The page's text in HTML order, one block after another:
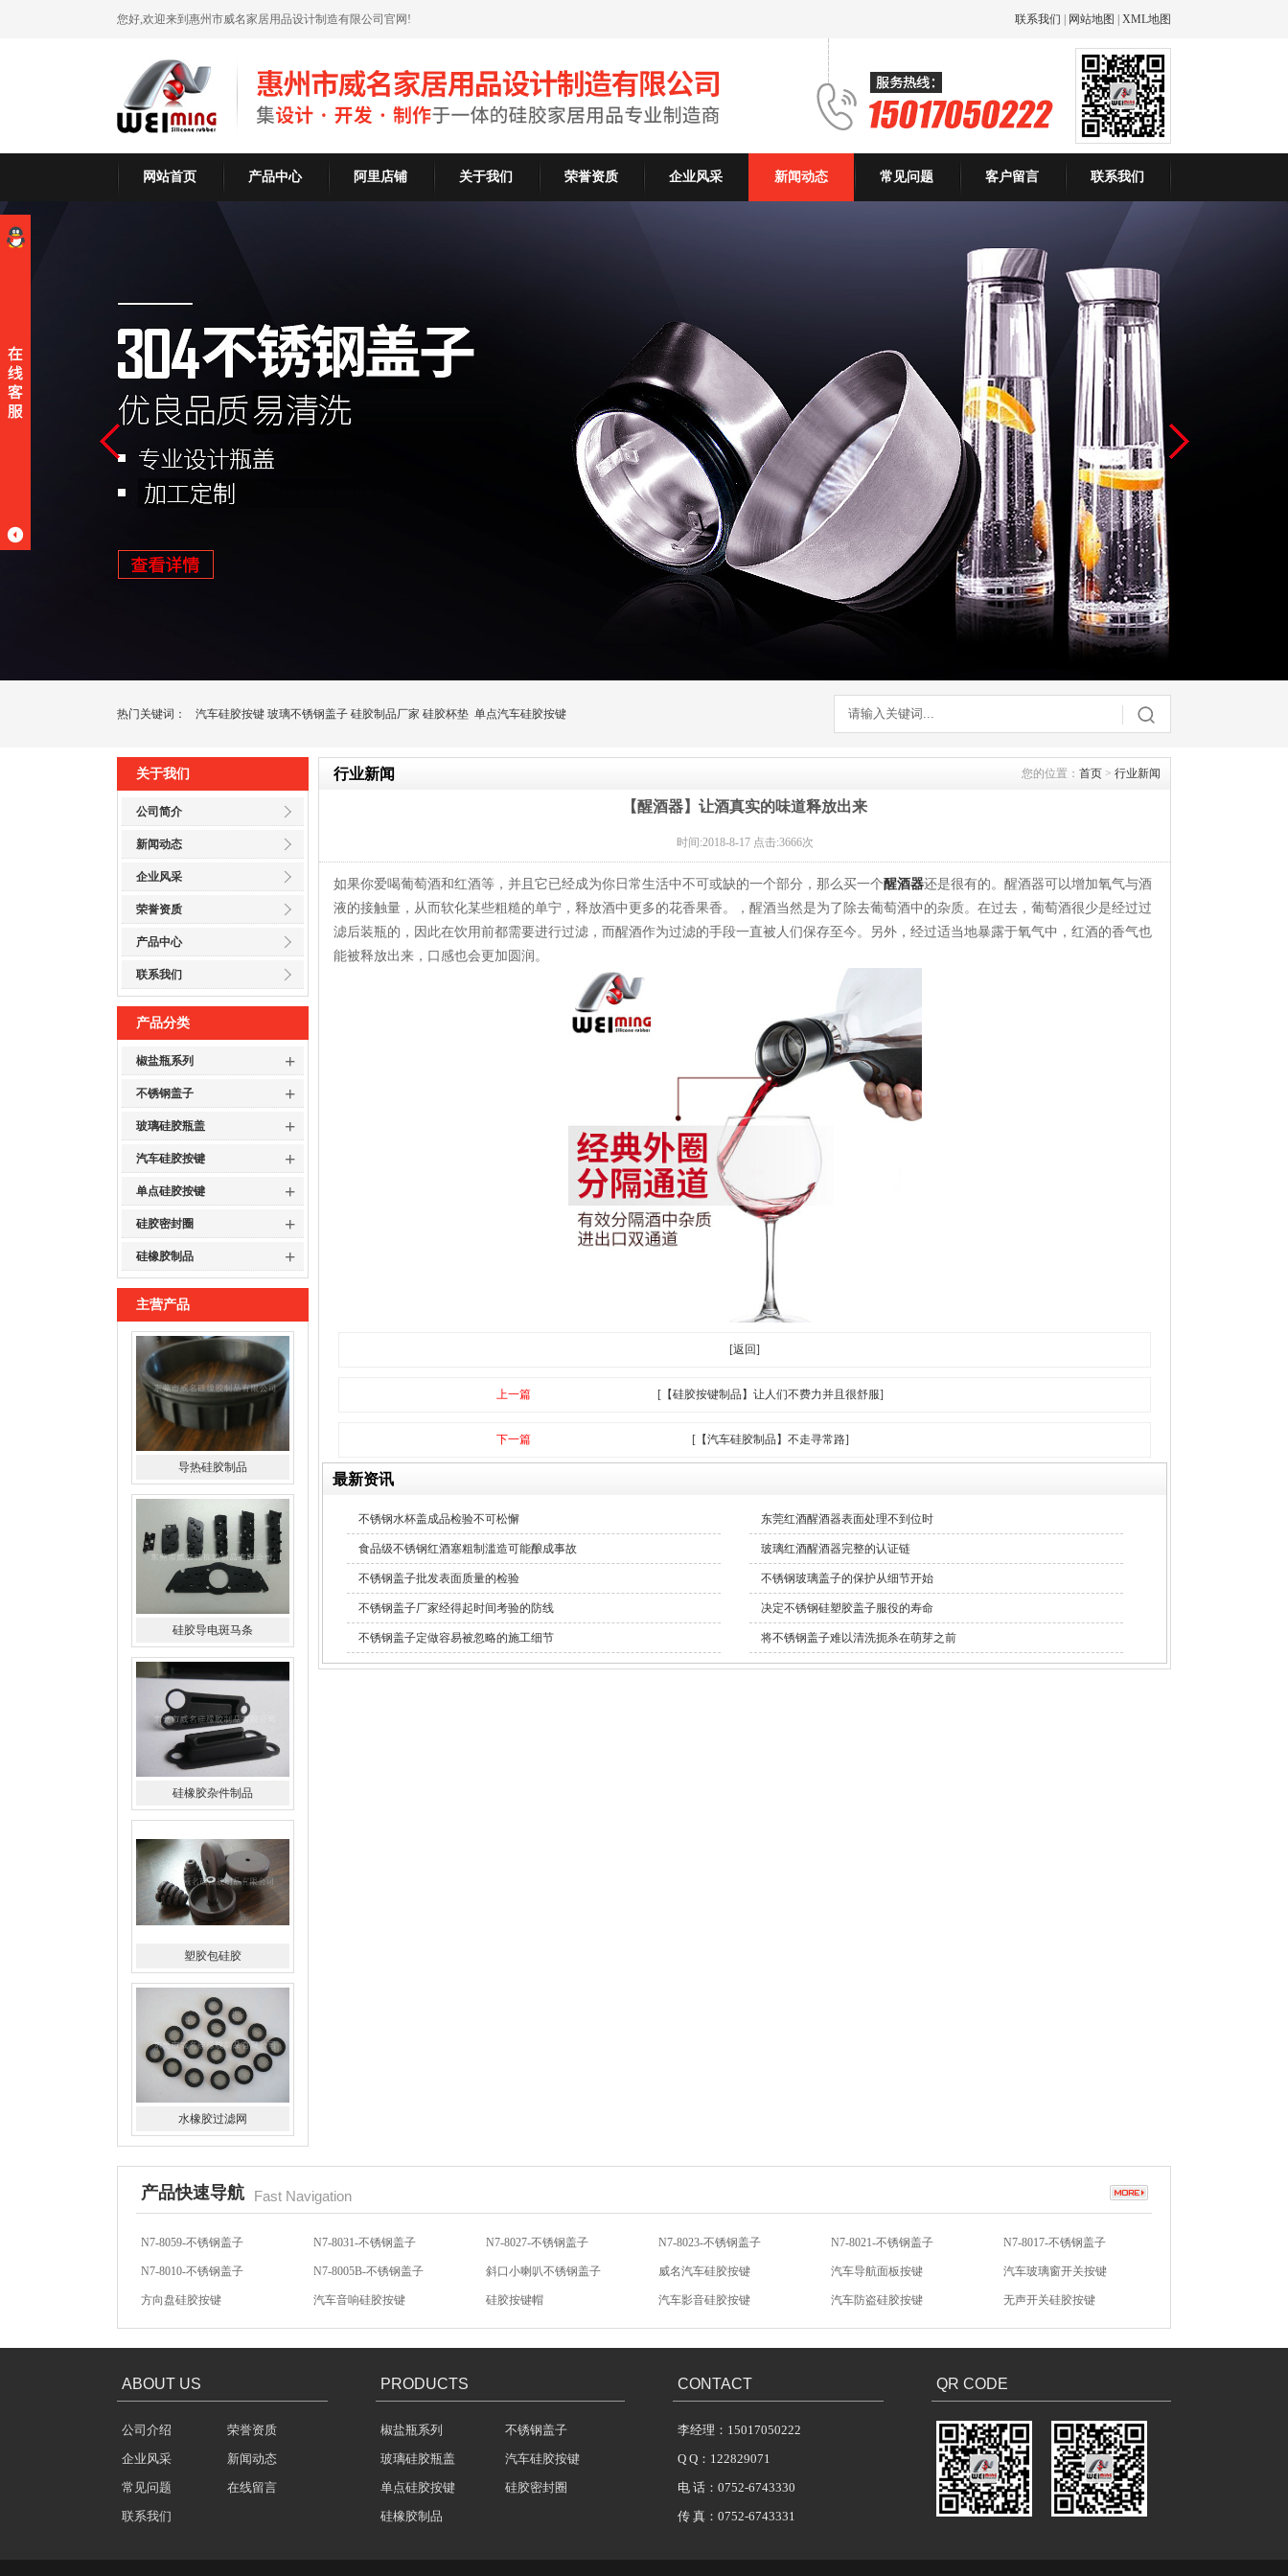
您好,欢迎来到惠州市威名家居用品设计制造有限公司官网! 联系我们 网站地图 XML地图
网站首页 产品中心 阿里店铺 关于我们 荣誉资质 企业风采 新闻动态 常见问题 客户留言 联系我们
热门关键词： 汽车硅胶按键 玻璃不锈钢盖子 硅胶制品厂家 硅胶杯垫 单点汽车硅胶按键
关于我们
公司简介
新闻动态
企业风采
荣誉资质
产品中心
联系我们
产品分类
椒盐瓶系列 +
不锈钢盖子 +
玻璃硅胶瓶盖 +
汽车硅胶按键 +
单点硅胶按键 +
硅胶密封圈 +
硅橡胶制品 +
主营产品
导热硅胶制品
硅胶导电斑马条
硅橡胶杂件制品
塑胶包硅胶
水橡胶过滤网
酒罐密封圈
玻璃瓶盖密封圈
304不锈钢冷水壶盖
行业新闻 您的位置： 首页 > 行业新闻
【醒酒器】让酒真实的味道释放出来
时间:2018-8-17 点击:3666次
如果你爱喝葡萄酒和红酒等，并且它已经成为你日常生活中不可或缺的一个部分，那么买一个醒酒器还是很有的。醒酒器可以增加氧气与酒
液的接触量，从而软化某些粗糙的单宁，释放酒中更多的花香果香。，醒酒当然是为了除去葡萄酒中的杂质。在过去，葡萄酒很少是经过过
滤后装瓶的，因此在饮用前都需要进行过滤，而醒酒作为过滤的手段一直被人们保存至今。另外，经过适当地暴露于氧气中，红酒的香气也
能被释放出来，口感也会更加圆润。
[返回]
上一篇 [【硅胶按键制品】让人们不费力并且很舒服]
下一篇 [【汽车硅胶制品】不走寻常路]
最新资讯
不锈钢水杯盖成品检验不可松懈 东莞红酒醒酒器表面处理不到位时
食品级不锈钢红酒塞粗制滥造可能酿成事故 玻璃红酒醒酒器完整的认证链
不锈钢盖子批发表面质量的检验 不锈钢玻璃盖子的保护从细节开始
不锈钢盖子厂家经得起时间考验的防线 决定不锈钢硅塑胶盖子服役的寿命
不锈钢盖子定做容易被忽略的施工细节 将不锈钢盖子难以清洗扼杀在萌芽之前
产品快速导航 Fast Navigation
N7-8059-不锈钢盖子 N7-8031-不锈钢盖子 N7-8027-不锈钢盖子 N7-8023-不锈钢盖子 N7-8021-不锈钢盖子 N7-8017-不锈钢盖子
N7-8010-不锈钢盖子 N7-8005B-不锈钢盖子 斜口小喇叭不锈钢盖子 威名汽车硅胶按键 汽车导航面板按键 汽车玻璃窗开关按键
方向盘硅胶按键 汽车音响硅胶按键 硅胶按键帽 汽车影音硅胶按键 汽车防盗硅胶按键 无声开关硅胶按键
汽车音响导电硅胶按键 轻触开关硅胶按键 汽车音响硅胶按键 低电阻导电金粒 汽车硅胶按键 汽车硅胶按键
ABOUT US
公司介绍
荣誉资质
企业风采
新闻动态
常见问题
在线留言
联系我们
PRODUCTS
椒盐瓶系列
不锈钢盖子
玻璃硅胶瓶盖
汽车硅胶按键
单点硅胶按键
硅胶密封圈
硅橡胶制品
CONTACT
李经理：15017050222
Q Q：122829071
电 话：0752-6743330
传 真：0752-6743331
QR CODE